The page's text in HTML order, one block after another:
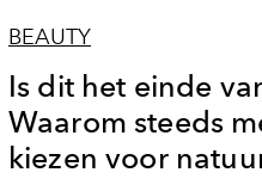
BEAUTY
Is dit het einde
Waarom steeds
kiezen voor